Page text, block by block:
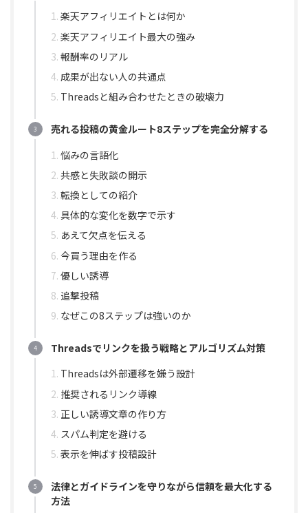
楽天アフィリエイトとは何か
楽天アフィリエイト最大の強み
報酬率のリアル
成果が出ない人の共通点
Threadsと組み合わせたときの破壊力
売れる投稿の黄金ルート8ステップを完全分解する
悩みの言語化
共感と失敗談の開示
転換としての紹介
具体的な変化を数字で示す
あえて欠点を伝える
今買う理由を作る
優しい誘導
追撃投稿
なぜこの8ステップは強いのか
Threadsでリンクを扱う戦略とアルゴリズム対策
Threadsは外部遷移を嫌う設計
推奨されるリンク導線
正しい誘導文章の作り方
スパム判定を避ける
表示を伸ばす投稿設計
法律とガイドラインを守りながら信頼を最大化する
方法